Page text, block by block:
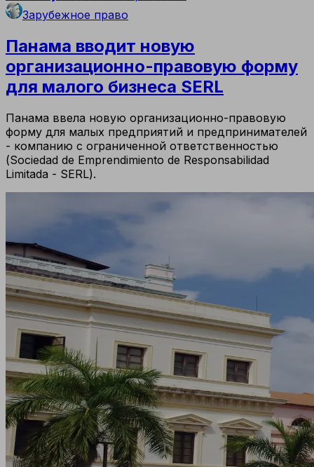
Зарубежное право
Панама вводит новую
организационно-правовую форму
для малого бизнеса SERL
Панама ввела новую организационно-правовую
форму для малых предприятий и предпринимателей
- компанию с ограниченной ответственностью
(Sociedad de Emprendimiento de Responsabilidad
Limitada - SERL).